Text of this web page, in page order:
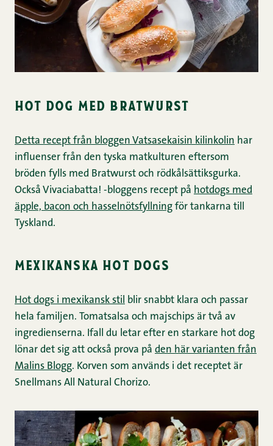
hot dog med bratwurst
Detta recept från bloggen Vatsasekaisin kilinkolin har
influenser från den tyska matkulturen eftersom
bröden fylls med Bratwurst och rödkålsättiksgurka.
Också Vivaciabatta! -bloggens recept på hotdogs med
äpple, bacon och hasselnötsfyllning för tankarna till
Tyskland.
mexikanska hot dogs
Hot dogs i mexikansk stil blir snabbt klara och passar
hela familjen. Tomatsalsa och majschips är två av
ingredienserna. Ifall du letar efter en starkare hot dog
lönar det sig att också prova på den här varianten från
Malins Blogg. Korven som används i det receptet är
Snellmans All Natural Chorizo.